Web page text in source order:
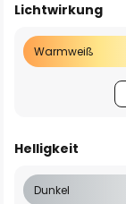
Lichtwirkung
Warmweiß
Helligkeit
Dunkel